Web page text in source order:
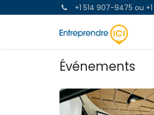
Événements
+1 514 907-9475 ou